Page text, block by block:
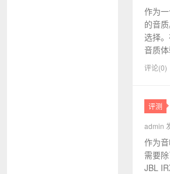
作为
的音
选择
音质
评论(0)
评测
admin
作为
需要
JBL